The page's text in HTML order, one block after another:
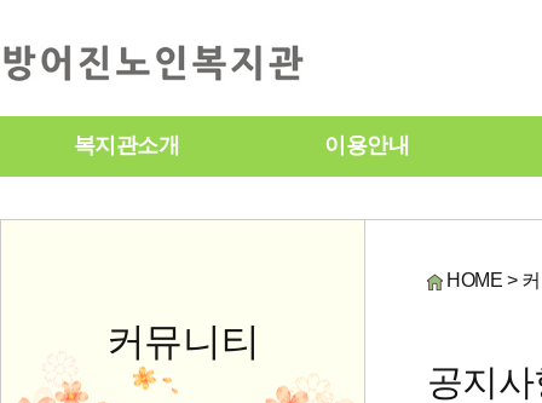
복지관소개 이용안내
커뮤니티
HOME >
공지